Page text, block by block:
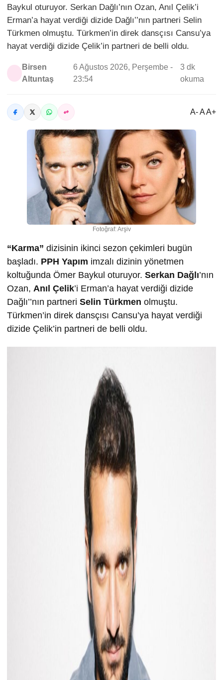
Baykul oturuyor. Serkan Dağlı’nın Ozan, Anıl Çelik’i
Erman’a hayat verdiği dizide Dağlı’’nın partneri Selin
Türkmen olmuştu. Türkmen’in direk dansçısı Cansu’ya
hayat verdiği dizide Çelik’in partneri de belli oldu.
Birsen
Altuntaş
6 Ağustos 2026, Perşembe -
23:54
3 dk
okuma
A- A A+
Fotoğraf: Arşiv
“Karma” dizisinin ikinci sezon çekimleri bugün
başladı. PPH Yapım imzalı dizinin yönetmen
koltuğunda Ömer Baykul oturuyor. Serkan Dağlı’nın
Ozan, Anıl Çelik’i Erman’a hayat verdiği dizide
Dağlı’’nın partneri Selin Türkmen olmuştu.
Türkmen’in direk dansçısı Cansu’ya hayat verdiği
dizide Çelik’in partneri de belli oldu.